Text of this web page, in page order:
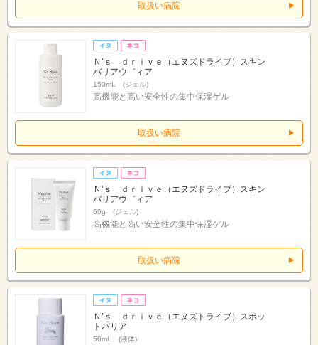
取扱い病院
Ｎ’ｓ ｄｒｉｖｅ（エヌズドライブ）スキン
バリアウ゛ィア
150mL (ジェル)
高機能と高い安全性の集中保湿ゲル
取扱い病院
Ｎ’ｓ ｄｒｉｖｅ（エヌズドライブ）スキン
バリアウ゛ィア
60g (ジェル)
高機能と高い安全性の集中保湿ゲル
取扱い病院
Ｎ’ｓ ｄｒｉｖｅ（エヌズドライブ）スポッ
トバリア
50mL (液体)